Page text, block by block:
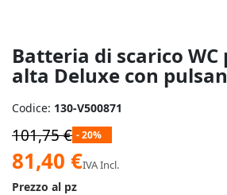
Batteria di scarico WC
alta Deluxe con
Codice: 130-V500871
101,75 € - 20%
Prezzo
speciale
81,40 €IVA Incl.
Prezzo al pz